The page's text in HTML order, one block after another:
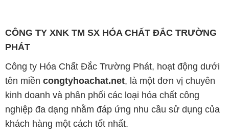
CÔNG TY XNK TM SX HÓA CHẤT ĐẮC TRƯỜNG
PHÁT
Công ty Hóa Chất Đắc Trường Phát, hoạt động dưới
tên miền congtyhoachat.net, là một đơn vị chuyên
kinh doanh và phân phối các loại hóa chất công
nghiệp đa dạng nhằm đáp ứng nhu cầu sử dụng của
khách hàng một cách tốt nhất.